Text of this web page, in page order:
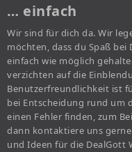
… einfach
Wir sind für dich da. Wir
möchten, dass du Spaß
einfach wie möglich
verzichten auf die
Benutzerfreundlichkeit ist
bei Entscheidung rund um
einen Fehler finden, zum
dann kontaktiere uns
und Ideen für die DealGott